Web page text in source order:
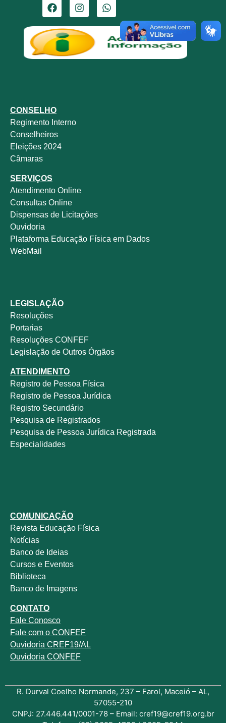
CONSELHO
Regimento Interno
Conselheiros
Eleições 2024
Câmaras
SERVIÇOS
Atendimento Online
Consultas Online
Dispensas de Licitações
Ouvidoria
Plataforma Educação Física em Dados
WebMail
LEGISLAÇÃO
Resoluções
Portarias
Resoluções CONFEF
Legislação de Outros Órgãos
ATENDIMENTO
Registro de Pessoa Física
Registro de Pessoa Jurídica
Registro Secundário
Pesquisa de Registrados
Pesquisa de Pessoa Jurídica Registrada
Especialidades
COMUNICAÇÃO
Revista Educação Física
Notícias
Banco de Ideias
Cursos e Eventos
Biblioteca
Banco de Imagens
CONTATO
Fale Conosco
Fale com o CONFEF
Ouvidoria CREF19/AL
Ouvidoria CONFEF
R. Durval Coelho Normande, 237 – Farol, Maceió – AL,
57055-210
CNPJ: 27.446.441/0001-78 – Email: cref19@cref19.org.br